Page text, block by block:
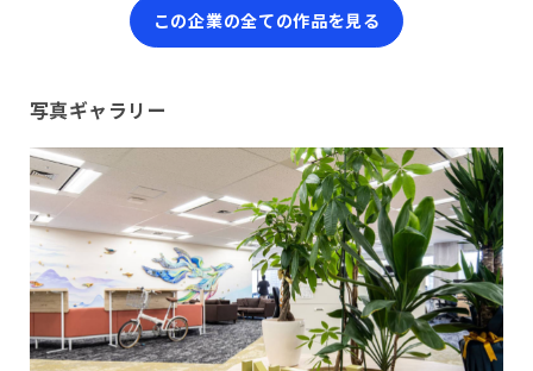
この企業の全ての作品を見る
写真ギャラリー